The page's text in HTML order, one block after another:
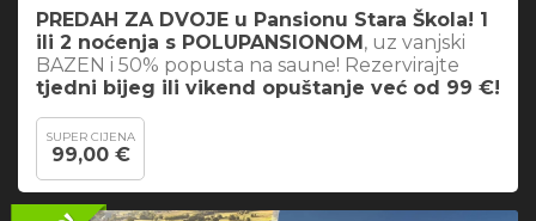
PREDAH ZA DVOJE u Pansionu Stara Škola! 1
ili 2 noćenja s POLUPANSIONOM, uz vanjski
BAZEN i 50% popusta na saune! Rezervirajte
tjedni bijeg ili vikend opuštanje već od 99 €!
SUPER CIJENA
99,00 €